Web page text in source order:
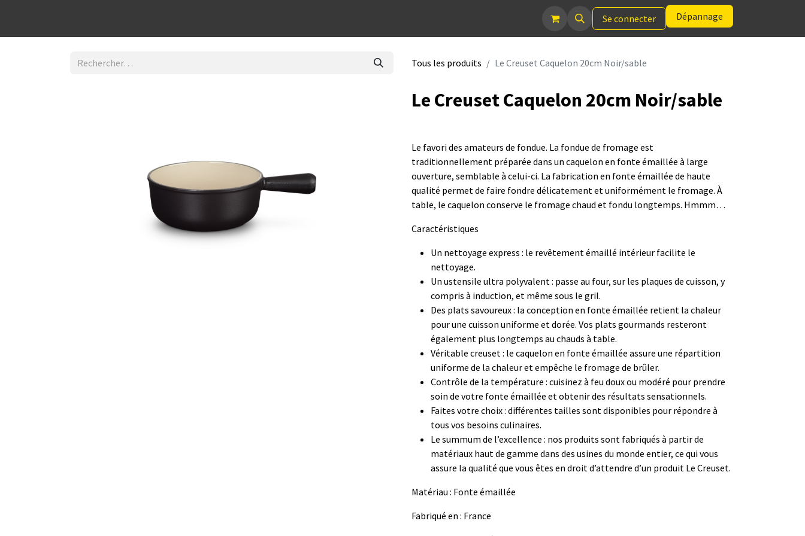
Se connecter Dépannage
Tous les produits Le Creuset Caquelon 20cm Noir/sable
Le Creuset Caquelon 20cm Noir/sable
Le favori des amateurs de fondue. La fondue de fromage est
traditionnellement préparée dans un caquelon en fonte émaillée à large
ouverture, semblable à celui-ci. La fabrication en fonte émaillée de haute
qualité permet de faire fondre délicatement et uniformément le fromage. À
table, le caquelon conserve le fromage chaud et fondu longtemps. Hmmm…
Caractéristiques
Un nettoyage express : le revêtement émaillé intérieur facilite le
nettoyage.
Un ustensile ultra polyvalent : passe au four, sur les plaques de cuisson, y
compris à induction, et même sous le gril.
Des plats savoureux : la conception en fonte émaillée retient la chaleur
pour une cuisson uniforme et dorée. Vos plats gourmands resteront
également plus longtemps au chauds à table.
Véritable creuset : le caquelon en fonte émaillée assure une répartition
uniforme de la chaleur et empêche le fromage de brûler.
Contrôle de la température : cuisinez à feu doux ou modéré pour prendre
soin de votre fonte émaillée et obtenir des résultats sensationnels.
Faites votre choix : différentes tailles sont disponibles pour répondre à
tous vos besoins culinaires.
Le summum de l’excellence : nos produits sont fabriqués à partir de
matériaux haut de gamme dans des usines du monde entier, ce qui vous
assure la qualité que vous êtes en droit d’attendre d’un produit Le Creuset.
Matériau : Fonte émaillée
Fabriqué en : France